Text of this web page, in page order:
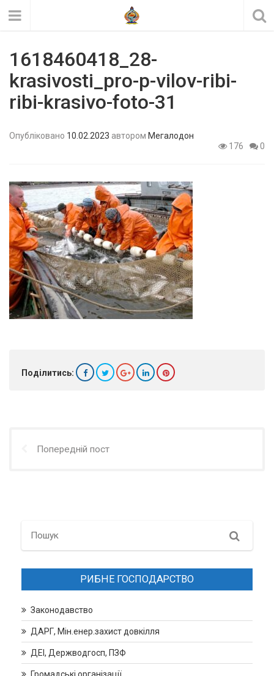
1618460418_28-
krasivosti_pro-p-vilov-ribi-
ribi-krasivo-foto-31
Опубліковано 10.02.2023 автором Мегалодон
176
0
Поділитись:
Попередній пост
Search
РИБНЕ ГОСПОДАРСТВО
Законодавство
ДАРГ, Мін.енер.захист довкілля
ДЕІ, Держводгосп, ПЗФ